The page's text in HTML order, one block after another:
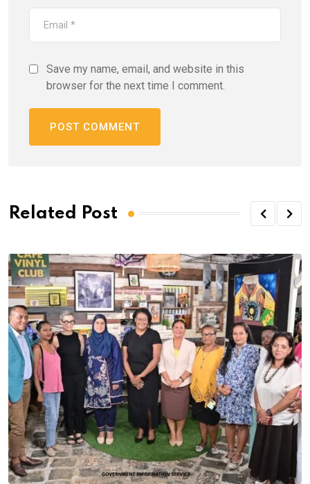
Save my name, email, and website in this
browser for the next time I comment.
Related Post